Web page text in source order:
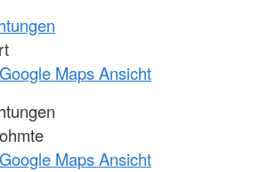
Maps Ansicht
Maps Ansicht